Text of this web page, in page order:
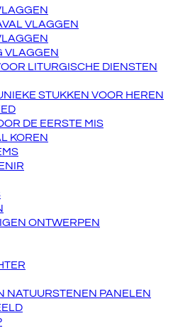
VLAGGEN
VLAGGEN
LITURGISCHE DIENSTEN
STUKKEN VOOR HEREN
DE EERSTE MIS
KOREN
ONTWERPEN
NATUURSTENEN PANELEN